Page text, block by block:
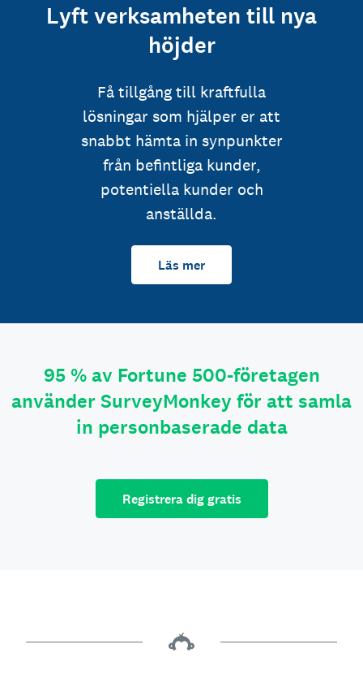
Lyft verksamheten till nya
höjder
Få tillgång till kraftfulla
lösningar som hjälper er att
snabbt hämta in synpunkter
från befintliga kunder,
potentiella kunder och
anställda.
Läs mer
95 % av Fortune 500-företagen
använder SurveyMonkey för att samla
in personbaserade data
Registrera dig gratis